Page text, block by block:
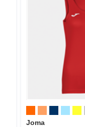
Joma